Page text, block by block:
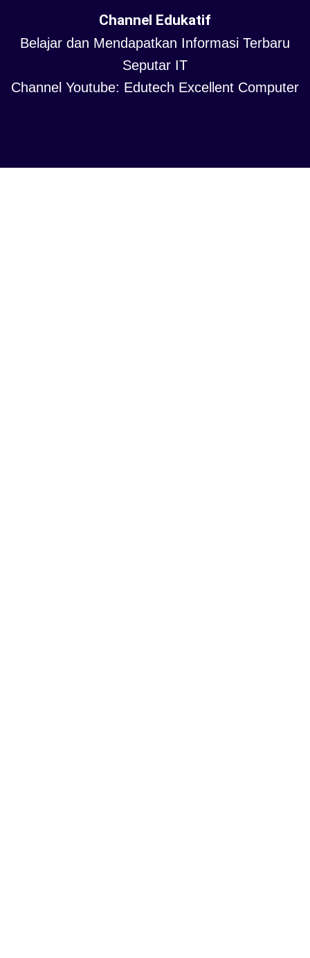
Channel Edukatif
Belajar dan Mendapatkan Informasi Terbaru
Seputar IT
Channel Youtube: Edutech Excellent Computer